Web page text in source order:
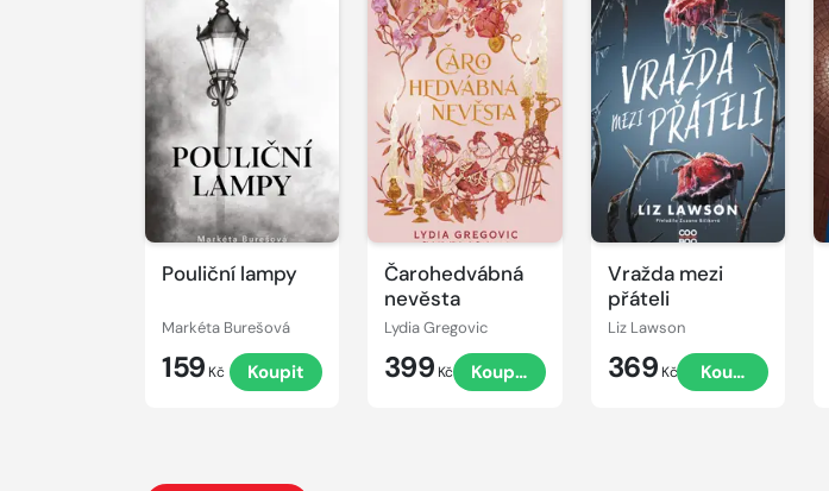
Pouliční lampy
Markéta Burešová
159 Kč Koupit
Čarohedvábná
nevěsta
Lydia Gregovic
399 Kč Koupit
Vražda mezi
přáteli
Liz Lawson
369 Kč Koupit